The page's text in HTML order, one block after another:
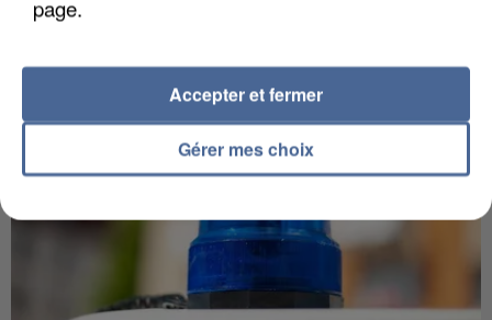
Il est soupçonné d'y avoir mené ses opérations en
page.
Gérer mes choix
Accepter et fermer